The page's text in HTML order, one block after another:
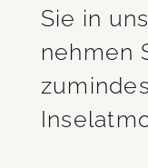
Sie in
nehmen